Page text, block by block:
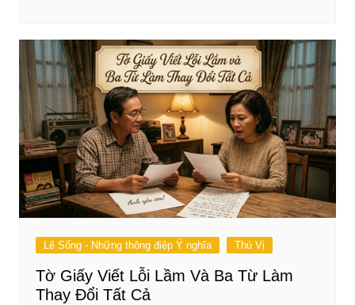
Lẽ Sống - Những thông điệp Ý nghĩa Thú Vị
Tờ Giấy Viết Lỗi Lầm Và Ba Từ Làm
Thay Đổi Tất Cả